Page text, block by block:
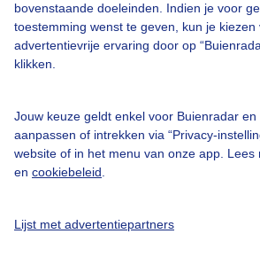
bovenstaande doeleinden. Indien je voor
toestemming wenst te geven, kun je kiezen
advertentievrije ervaring door op
klikken.
Jouw keuze geldt enkel voor Buienradar
aanpassen of intrekken via “Privacy-
website of in het menu van onze app. Lees
en cookiebeleid
Lijst met advertentiepartners
Contact
Toegankelijkheid
Gebruikersvoorwaarden
Buienradar Team
Privacy beleid
Privacy instellingen